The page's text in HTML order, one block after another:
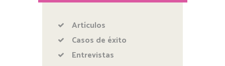
Artículos
Casos de éxito
Entrevistas